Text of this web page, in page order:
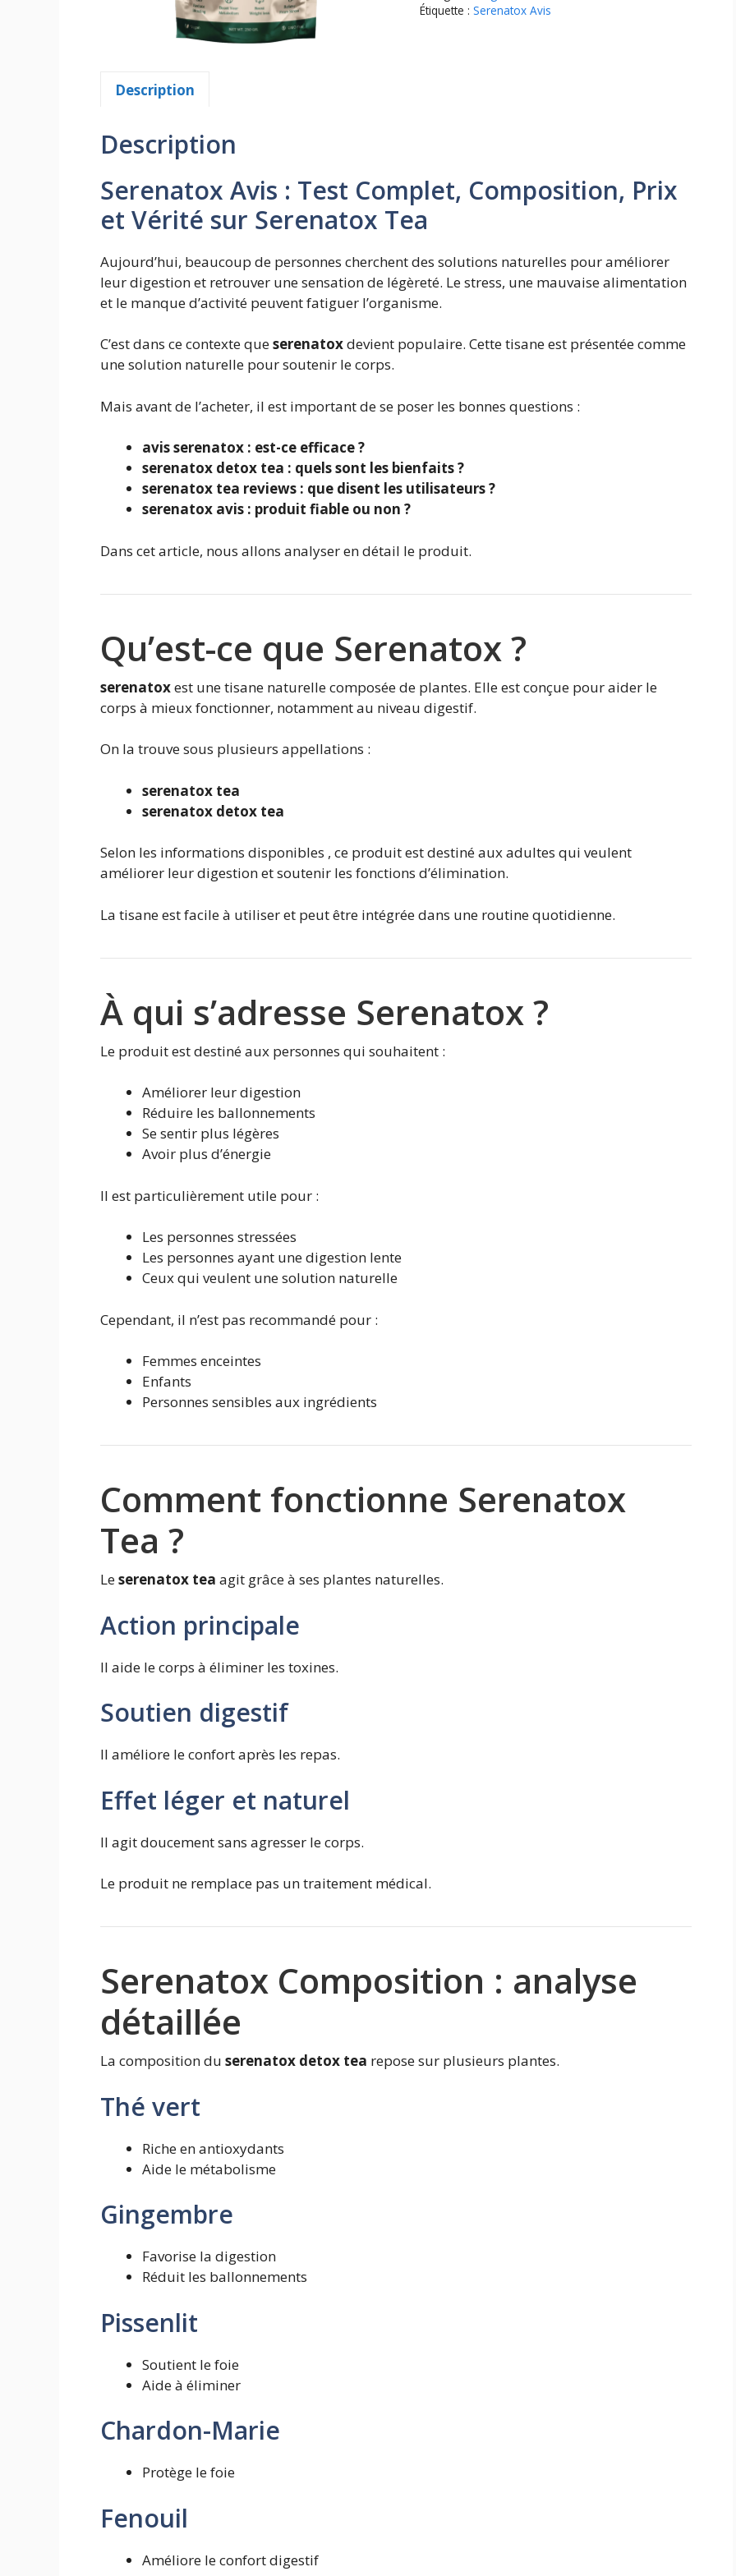
Étiquette : Serenatox Avis
Description
Description
Serenatox Avis : Test Complet, Composition, Prix
et Vérité sur Serenatox Tea
Aujourd’hui, beaucoup de personnes cherchent des solutions naturelles pour améliorer
leur digestion et retrouver une sensation de légèreté. Le stress, une mauvaise alimentation
et le manque d’activité peuvent fatiguer l’organisme.
C’est dans ce contexte queserenatoxdevient populaire. Cette tisane est présentée comme
une solution naturelle pour soutenir le corps.
Mais avant de l’acheter, il est important de se poser les bonnes questions :
avis serenatox : est-ce efficace ?
serenatox detox tea : quels sont les bienfaits ?
serenatox tea reviews : que disent les utilisateurs ?
serenatox avis : produit fiable ou non ?
Dans cet article, nous allons analyser en détail le produit.
Qu’est-ce que Serenatox ?
serenatoxest une tisane naturelle composée de plantes. Elle est conçue pour aider le
corps à mieux fonctionner, notamment au niveau digestif.
On la trouve sous plusieurs appellations :
serenatox tea
serenatox detox tea
Selon les informations disponibles , ce produit est destiné aux adultes qui veulent
améliorer leur digestion et soutenir les fonctions d’élimination.
La tisane est facile à utiliser et peut être intégrée dans une routine quotidienne.
À qui s’adresse Serenatox ?
Le produit est destiné aux personnes qui souhaitent :
Améliorer leur digestion
Réduire les ballonnements
Se sentir plus légères
Avoir plus d’énergie
Il est particulièrement utile pour :
Les personnes stressées
Les personnes ayant une digestion lente
Ceux qui veulent une solution naturelle
Cependant, il n’est pas recommandé pour :
Femmes enceintes
Enfants
Personnes sensibles aux ingrédients
Comment fonctionne Serenatox
Tea ?
Leserenatox tea agit grâce à ses plantes naturelles.
Action principale
Il aide le corps à éliminer les toxines.
Soutien digestif
Il améliore le confort après les repas.
Effet léger et naturel
Il agit doucement sans agresser le corps.
Le produit ne remplace pas un traitement médical.
Serenatox Composition : analyse
détaillée
La composition du serenatox detox tea repose sur plusieurs plantes.
Thé vert
Riche en antioxydants
Aide le métabolisme
Gingembre
Favorise la digestion
Réduit les ballonnements
Pissenlit
Soutient le foie
Aide à éliminer
Chardon-Marie
Protège le foie
Fenouil
Améliore le confort digestif